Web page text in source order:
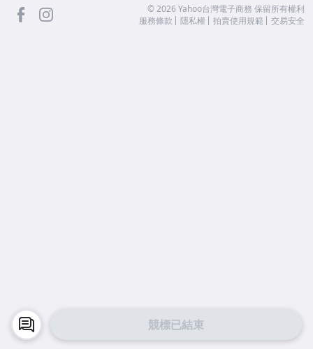
競標已結束
facebook ©2026 Yahoo台灣電子商務 保留所有權利
服務條款
隱私權 拍賣使用規範 交易安全